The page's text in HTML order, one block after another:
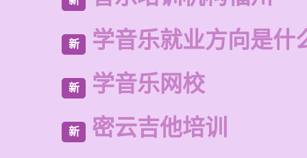
新 学音乐就业方向是什
新 学音乐网校
新 密云吉他培训